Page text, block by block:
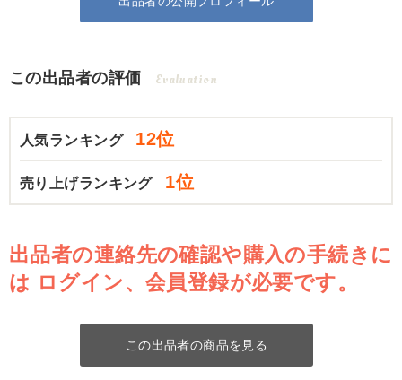
この出品者の評価 Evaluation
人気ランキング 12位
売り上げランキング 1位
出品者の連絡先の確認や購入の手続きに
は ログイン、会員登録が必要です。
この出品者の商品を見る